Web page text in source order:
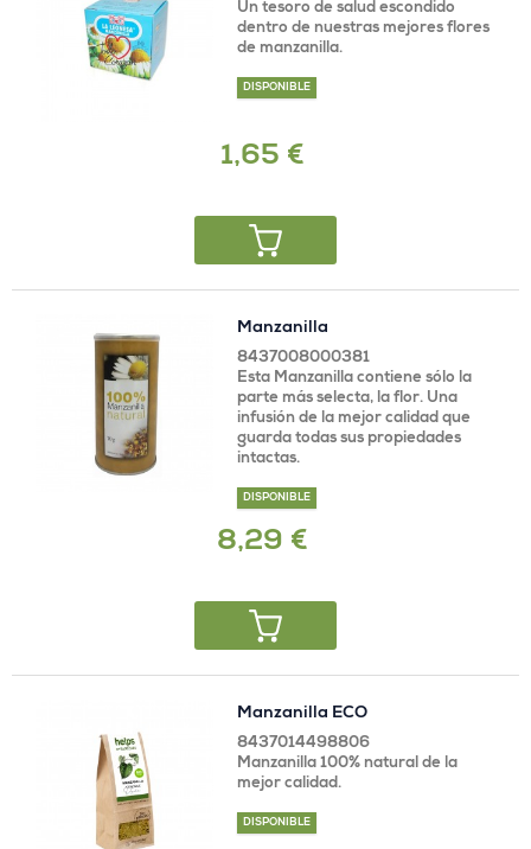
Un tesoro de salud escondido
dentro de nuestras mejores flores
de manzanilla.
DISPONIBLE
1,65 €
Manzanilla
8437008000381
Esta Manzanilla contiene sólo la
parte más selecta, la flor. Una
infusión de la mejor calidad que
guarda todas sus propiedades
intactas.
DISPONIBLE
8,29 €
Manzanilla ECO
8437014498806
Manzanilla 100% natural de la
mejor calidad.
DISPONIBLE